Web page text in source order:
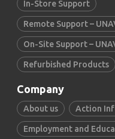
In-Store Support
Remote Support –
On-Site Support –
Refurbished Products
Company
About us Action
Employment and